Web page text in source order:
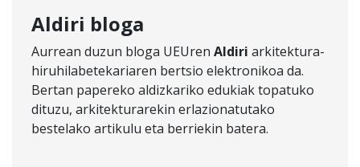
Aldiri bloga
Aurrean duzun bloga UEUren Aldiri arkitektura-
hiruhilabetekariaren bertsio elektronikoa da.
Bertan papereko aldizkariko edukiak topatuko
dituzu, arkitekturarekin erlazionatutako
bestelako artikulu eta berriekin batera.